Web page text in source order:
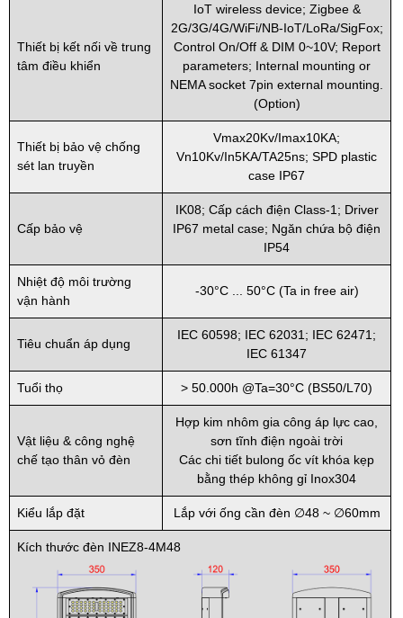
Thiết bị kết nối về trung
tâm điều khiển
IoT wireless device; Zigbee &
2G/3G/4G/WiFi/NB-IoT/LoRa/SigFox;
Control On/Off & DIM 0~10V; Report
parameters; Internal mounting or
NEMA socket 7pin external mounting.
(Option)
Thiết bị bảo vệ chống
sét lan truyền
Vmax20Kv/Imax10KA;
Vn10Kv/In5KA/TA25ns; SPD plastic
case IP67
Cấp bảo vệ
IK08; Cấp cách điện Class-1; Driver
IP67 metal case; Ngăn chứa bộ điện
IP54
Nhiệt độ môi trường
vận hành
-30°C ... 50°C (Ta in free air)
Tiêu chuẩn áp dụng
IEC 60598; IEC 62031; IEC 62471;
IEC 61347
Tuổi thọ > 50.000h @Ta=30°C (BS50/L70)
Vật liệu & công nghệ
chế tạo thân vỏ đèn
Hợp kim nhôm gia công áp lực cao,
sơn tĩnh điện ngoài trời
Các chi tiết bulong ốc vít khóa kẹp
bằng thép không gỉ Inox304
Kiểu lắp đặt Lắp với ống cần đèn ∅48 ~ ∅60mm
Kích thước đèn INEZ8-4M48